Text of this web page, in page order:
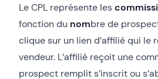
Le CPL représente les
fonction du nombre de
clique sur un lien d’affilié qui le
vendeur. L’affilié reçoit une
prospect remplit s’inscrit ou